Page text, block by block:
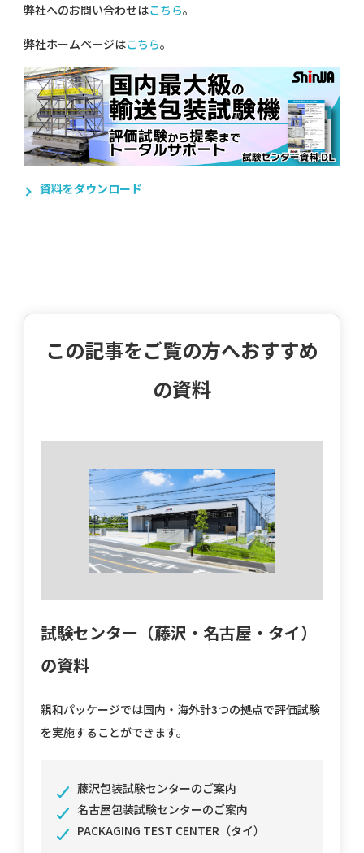
弊社へのお問い合わせはこちら。
弊社ホームページはこちら。
資料をダウンロード
この記事をご覧の方へおすすめ
の資料
試験センター（藤沢・名古屋・タイ）
の資料
親和パッケージでは国内・海外計3つの拠点で評価試験
を実施することができます。
藤沢包装試験センターのご案内
名古屋包装試験センターのご案内
PACKAGING TEST CENTER（タイ）